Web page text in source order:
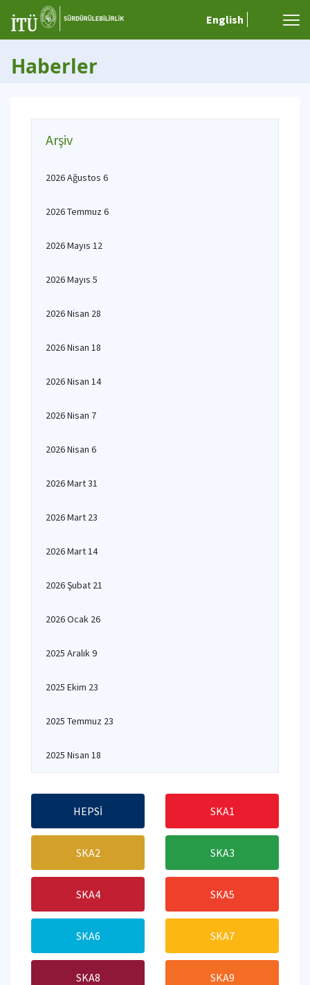
English
Haberler
Arşiv
2026 Ağustos 6
2026 Temmuz 6
2026 Mayıs 12
2026 Mayıs 5
2026 Nisan 28
2026 Nisan 18
2026 Nisan 14
2026 Nisan 7
2026 Nisan 6
2026 Mart 31
2026 Mart 23
2026 Mart 14
2026 Şubat 21
2026 Ocak 26
2025 Aralık 9
2025 Ekim 23
2025 Temmuz 23
2025 Nisan 18
HEPSİ SKA1
SKA2 SKA3
SKA4 SKA5
SKA6 SKA7
SKA8 SKA9